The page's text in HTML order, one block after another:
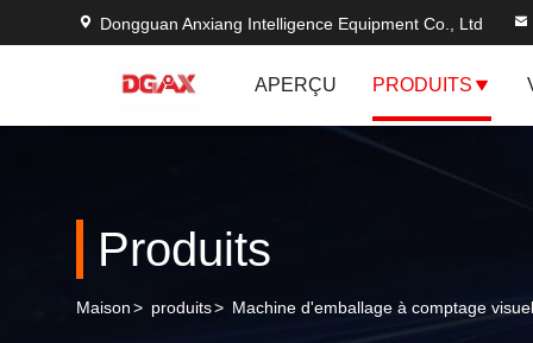
Dongguan Anxiang Intelligence Equipment Co., Ltd
APERÇU PRODUITS
Produits
Maison> produits> Machine d'emballage à comptage visuel